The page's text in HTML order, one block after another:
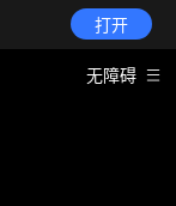
打开
无障碍